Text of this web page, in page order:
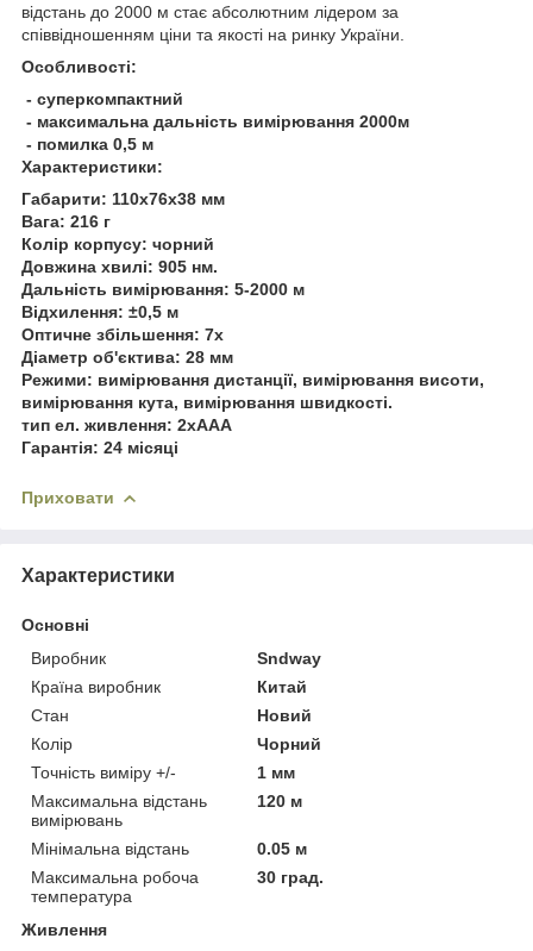
відстань до 2000 м стає абсолютним лідером за
співвідношенням ціни та якості на ринку України.
Особливості:
- суперкомпактний
- максимальна дальність вимірювання 2000м
- помилка 0,5 м
Характеристики:
Габарити: 110х76х38 мм
Вага: 216 г
Колір корпусу: чорний
Довжина хвилі: 905 нм.
Дальність вимірювання: 5-2000 м
Відхилення: ±0,5 м
Оптичне збільшення: 7х
Діаметр об'єктива: 28 мм
Режими: вимірювання дистанції, вимірювання висоти,
вимірювання кута, вимірювання швидкості.
тип ел. живлення: 2хААА
Гарантія: 24 місяці
Приховати
Характеристики
Основні
Виробник
Sndway
Країна виробник
Китай
Стан
Новий
Колір
Чорний
Точність виміру +/-
1 мм
Максимальна відстань
вимірювань
120 м
Мінімальна відстань
0.05 м
Максимальна робоча
температура
30 град.
Живлення